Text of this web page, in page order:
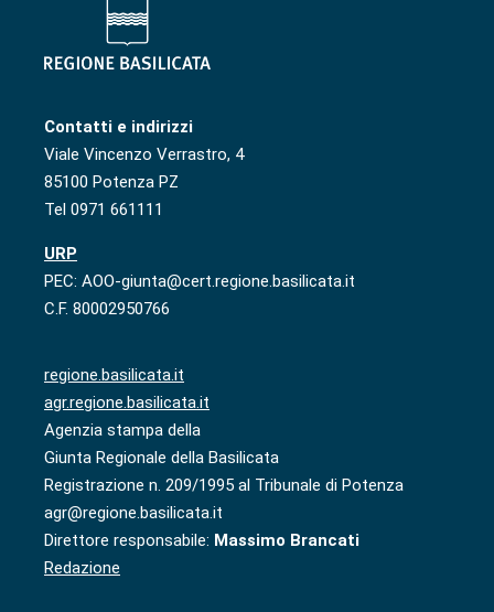
Contatti e indirizzi
Viale Vincenzo Verrastro, 4
85100 Potenza PZ
Tel 0971 661111
URP
PEC: AOO-giunta@cert.regione.basilicata.it
C.F. 80002950766
regione.basilicata.it
agr.regione.basilicata.it
Agenzia stampa della
Giunta Regionale della Basilicata
Registrazione n. 209/1995 al Tribunale di Potenza
agr@regione.basilicata.it
Direttore responsabile: Massimo Brancati
Redazione